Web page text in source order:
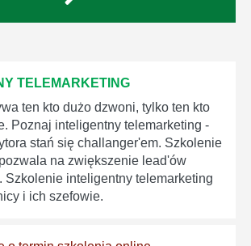
TELEMARKETING
ten kto dużo dzwoni, tylko ten kto
Poznaj inteligentny telemarketing -
stań się challanger'em. Szkolenie
na zwiększenie lead'ów
Szkolenie inteligentny telemarketing
i ich szefowie.